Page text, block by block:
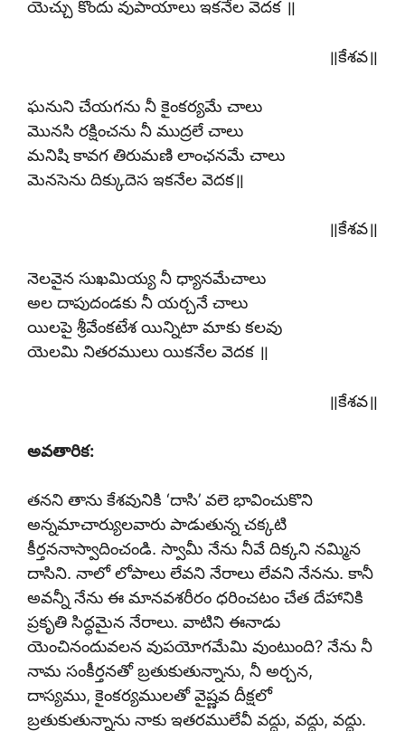
యెచ్చు కొందు వుపాయాలు ఇకనేల వెదక ॥
॥కేశవ॥
ఘనుని చేయగను నీ కైంకర్యమే చాలు
మొనసి రక్షించను నీ ముద్రలే చాలు
మనిషి కావగ తిరుమణి లాంఛనమే చాలు
మెనసెను దిక్కుదెస ఇకనేల వెదక॥
॥కేశవ॥
నెలవైన సుఖమియ్య నీ ధ్యానమేచాలు
అల దాపుదండకు నీ యర్చనే చాలు
యిలపై శ్రీవేంకటేశ యిన్నిటా మాకు కలవు
యెలమి నితరములు యికనేల వెదక ॥
॥కేశవ॥
అవతారిక:
తనని తాను కేశవునికి ‘దాసి’ వలె భావించుకొని
అన్నమాచార్యులవారు పాడుతున్న చక్కటి
కీర్తననాస్వాదించండి. స్వామీ నేను నీవే దిక్కని నమ్మిన
దాసిని. నాలో లోపాలు లేవని నేరాలు లేవని నేనను. కానీ
అవన్నీ నేను ఈ మానవశరీరం ధరించటం చేత దేహానికి
ప్రకృతి సిద్ధమైన నేరాలు. వాటిని ఈనాడు
యెంచినందువలన వుపయోగమేమి వుంటుంది? నేను నీ
నామ సంకీర్తనతో బ్రతుకుతున్నాను, నీ అర్చన,
దాస్యము, కైంకర్యములతో వైష్ణవ దీక్షలో
బ్రతుకుతున్నాను నాకు ఇతరములేవీ వద్దు, వద్దు, వద్దు.